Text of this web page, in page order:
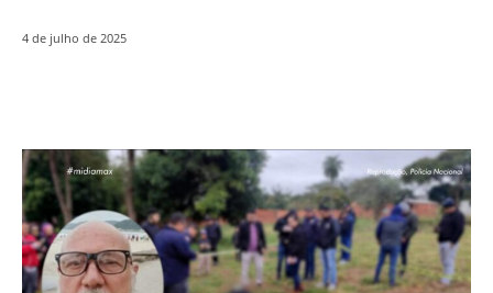
4 de julho de 2025